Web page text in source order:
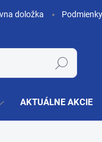
doložka
Hľadať
AKTUÁLNE AKCIE